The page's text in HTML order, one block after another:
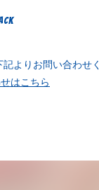
よりお問い合わせ
はこちら